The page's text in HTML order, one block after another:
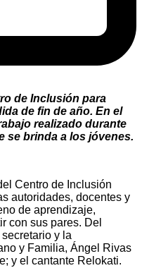
de Inclusión para
de fin de año. En el
realizado durante
se brinda a los jóvenes.
Centro de Inclusión
autoridades, docentes y
de aprendizaje,
con sus pares. Del
y la
y Familia, Ángel Rivas
y el cantante Relokati.